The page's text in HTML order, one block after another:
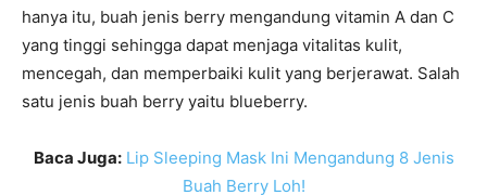
hanya itu, buah jenis berry mengandung vitamin A dan C
yang tinggi sehingga dapat menjaga vitalitas kulit,
mencegah, dan memperbaiki kulit yang berjerawat. Salah
satu jenis buah berry yaitu blueberry.
Baca Juga: Lip Sleeping Mask Ini Mengandung 8 Jenis
Buah Berry Loh!